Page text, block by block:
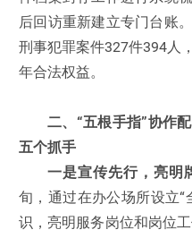
后回访重新建立专门台账
刑事犯罪案件327件394人
年合法权益。
二、“五根手指”协作
五个抓手
一是宣传先行，亮明
旬，通过在办公场所设立
识，亮明服务岗位和岗位